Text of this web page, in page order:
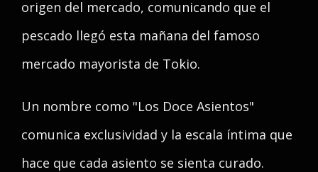
origen del mercado, comunicando que el
pescado llegó esta mañana del famoso
mercado mayorista de Tokio.
Un nombre como "Los Doce Asientos"
comunica exclusividad y la escala íntima que
hace que cada asiento se sienta curado.